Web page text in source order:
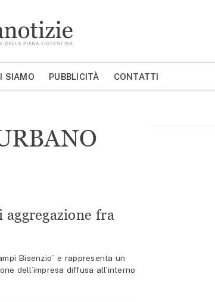
CERCA
SIAMO PUBBLICITÀ CONTATTI
fra
Bisenzio” e rappresenta un
dell’impresa diffusa all’interno